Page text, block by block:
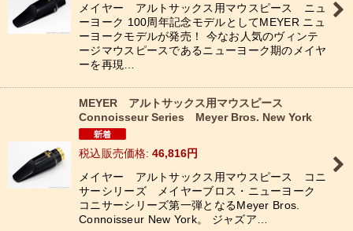
メイヤー アルトサックス用マウスピース ニュ
ーヨーク 100周年記念モデルとしてMEYER ニュ
ーヨークモデルが発売！ 今なお人気のヴィンテ
ージマウスピースであるニューヨーク期のメイヤ
ーを再現…
MEYER アルトサックス用マウスピース
Connoisseur Series Meyer Bros. New York
税込 : 46,816円
メイヤー アルトサックス用マウスピース コニ
サーシリーズ メイヤーブロス・ニューヨーク
コニサーシリーズ第一弾となるMeyer Bros.
Connoisseur New York。 ジャズア…